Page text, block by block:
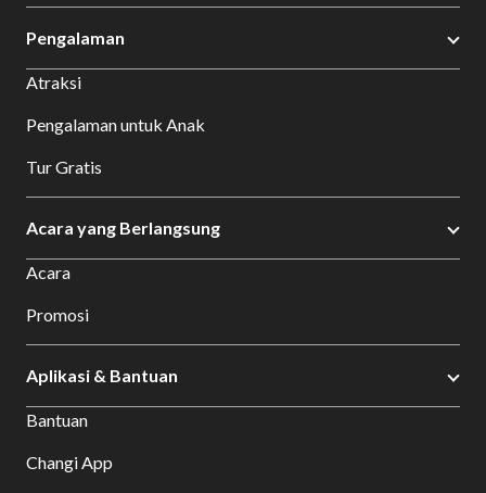
Pengalaman
Atraksi
Pengalaman untuk Anak
Tur Gratis
Acara yang Berlangsung
Acara
Promosi
Aplikasi & Bantuan
Bantuan
Changi App